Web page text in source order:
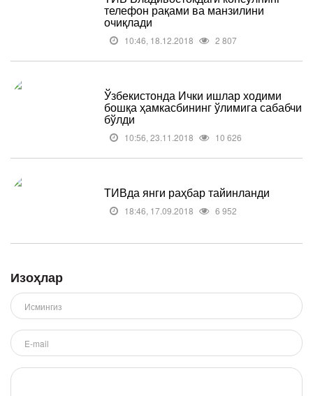
телефон рақами ва манзилини
очиқлади
10:46, 18.12.2018 2 807
Ўзбекистонда Ички ишлар ходими
бошқа ҳамкасбининг ўлимига сабабчи
бўлди
10:56, 23.11.2018 10 626
ТИВда янги раҳбар тайинланди
18:46, 17.09.2018 6 952
Изоҳлар